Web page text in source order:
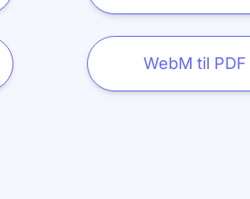
WebM til PDF